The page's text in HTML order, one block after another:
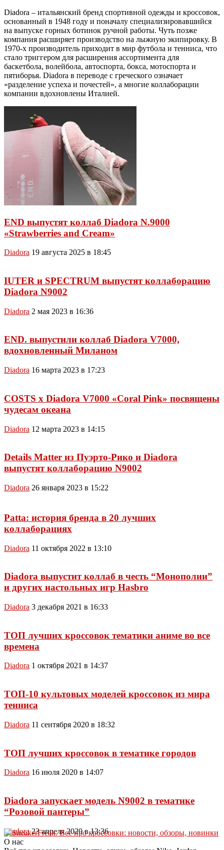
Diadora – итальянский бренд спортивной одежды и кроссовок,
основанный в 1948 году и поначалу специализировавшийся
на выпуске горных ботинок ручной работы. Чуть позже
компания расширяет производство на лыжную экипировку. В
1970-х производитель приходит в мир футбола и тенниса, что
стало триггером для расширения ассортимента для
баскетбола, волейбола, автоспорта, бокса, мотоспорта и
пятиборья. Diadora в переводе с греческого означает
«разделение успеха и почестей», а многие коллаборации
компании вдохновлены Италией.
END выпустят коллаб Diadora N.9000
«Strawberries and Cream»
Diadora 19 августа 2025 в 18:45
IUTER и SPECTRUM выпустят коллаборацию
Diadora N9002
Diadora 2 мая 2023 в 16:36
END. выпустили коллаб Diadora V7000,
вдохновленный Миланом
Diadora 16 марта 2023 в 17:23
COSTS x Diadora V7000 «Coral Pink» посвящены
чудесам океана
Diadora 12 марта 2023 в 14:15
Details Matter из Пуэрто-Рико и Diadora
выпустят коллаборацию N9002
Diadora 26 января 2023 в 15:22
Patta: история бренда в 20 лучших
коллаборациях
Diadora 11 октября 2022 в 13:10
Diadora выпустит коллаб в честь “Монополии”
и других настольных игр Hasbro
Diadora 3 декабря 2021 в 16:33
ТОП лучших кроссовок тематики аниме во все
времена
Diadora 1 октября 2021 в 14:37
ТОП-10 культовых моделей кроссовок из мира
тенниса
Diadora 11 сентября 2020 в 18:32
ТОП лучших кроссовок в тематике городов
Diadora 16 июля 2020 в 14:07
Diadora запускает модель N9002 в тематике
“Розовой пантеры”
Diadora 23 апреля 2020 в 13:36
О нас